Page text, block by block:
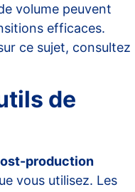
volume peuvent
efficaces.
ce sujet, consultez
de
production
vous utilisez. Les